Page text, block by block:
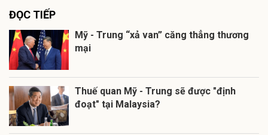
ĐỌC TIẾP
Mỹ - Trung “xả van” căng thẳng thương
mại
Thuế quan Mỹ - Trung sẽ được "định
đoạt" tại Malaysia?